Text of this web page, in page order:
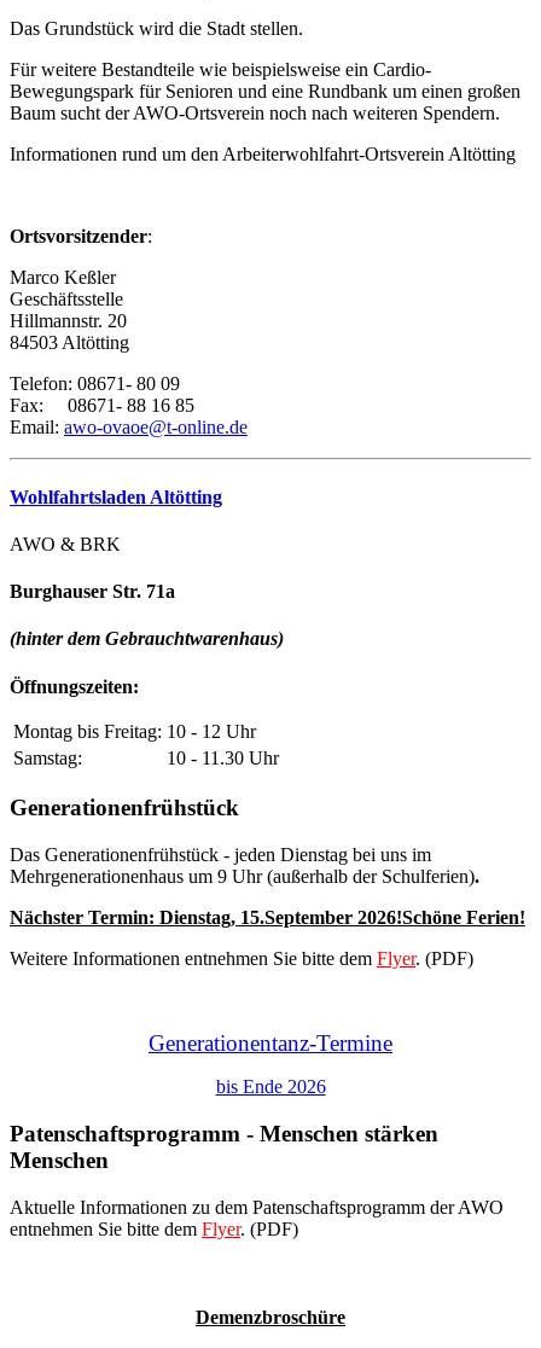
Das Grundstück wird die Stadt stellen.
Für weitere Bestandteile wie beispielsweise ein Cardio-
Bewegungspark für Senioren und eine Rundbank um einen großen
Baum sucht der AWO-Ortsverein noch nach weiteren Spendern.
Informationen rund um den Arbeiterwohlfahrt-Ortsverein Altötting
Ortsvorsitzender:
Marco Keßler
Geschäftsstelle
Hillmannstr. 20
84503 Altötting
Telefon: 08671- 80 09
Fax: 08671- 88 16 85
Email: awo-ovaoe@t-online.de
Wohlfahrtsladen Altötting
AWO & BRK
Burghauser Str. 71a
(hinter dem Gebrauchtwarenhaus)
Öffnungszeiten:
Montag bis Freitag: 10 - 12 Uhr
Samstag:
10 - 11.30 Uhr
Generationenfrühstück
Das Generationenfrühstück - jeden Dienstag bei uns im
Mehrgenerationenhaus um 9 Uhr (außerhalb der Schulferien).
Nächster Termin: Dienstag, 15.September 2026!Schöne Ferien!
Weitere Informationen entnehmen Sie bitte dem Flyer. (PDF)
Generationentanz-Termine
bis Ende 2026
Patenschaftsprogramm - Menschen stärken
Menschen
Aktuelle Informationen zu dem Patenschaftsprogramm der AWO
entnehmen Sie bitte dem Flyer. (PDF)
Demenzbroschüre